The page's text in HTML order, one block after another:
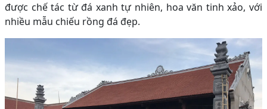
được chế tác từ đá xanh tự nhiên, hoa văn tinh xảo, với
nhiều mẫu chiếu rồng đá đẹp.